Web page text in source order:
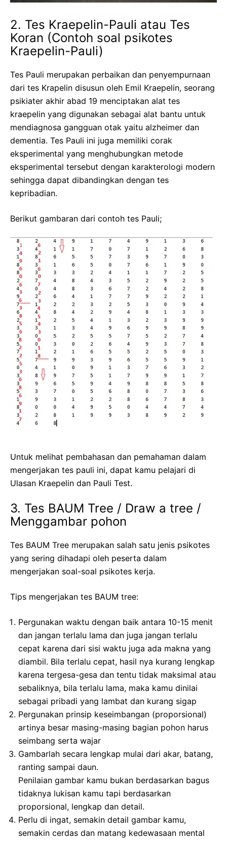
2. Tes Kraepelin-Pauli atau Tes
Koran (Contoh soal psikotes
Kraepelin-Pauli)
Tes Pauli merupakan perbaikan dan penyempurnaan
dari tes Krapelin disusun oleh Emil Kraepelin, seorang
psikiater akhir abad 19 menciptakan alat tes
kraepelin yang digunakan sebagai alat bantu untuk
mendiagnosa gangguan otak yaitu alzheimer dan
dementia. Tes Pauli ini juga memiliki corak
eksperimental yang menghubungkan metode
eksperimental tersebut dengan karakterologi modern
sehingga dapat dibandingkan dengan tes
kepribadian.
Berikut gambaran dari contoh tes Pauli;
Untuk melihat pembahasan dan pemahaman dalam
mengerjakan tes pauli ini, dapat kamu pelajari di
Ulasan Kraepelin dan Pauli Test.
3. Tes BAUM Tree / Draw a tree /
Menggambar pohon
Tes BAUM Tree merupakan salah satu jenis psikotes
yang sering dihadapi oleh peserta dalam
mengerjakan soal-soal psikotes kerja.
Tips mengerjakan tes BAUM tree:
Pergunakan waktu dengan baik antara 10-15 menit
dan jangan terlalu lama dan juga jangan terlalu
cepat karena dari sisi waktu juga ada makna yang
diambil. Bila terlalu cepat, hasil nya kurang lengkap
karena tergesa-gesa dan tentu tidak maksimal atau
sebaliknya, bila terlalu lama, maka kamu dinilai
sebagai pribadi yang lambat dan kurang sigap
Pergunakan prinsip keseimbangan (proporsional)
artinya besar masing-masing bagian pohon harus
seimbang serta wajar
Gambarlah secara lengkap mulai dari akar, batang,
ranting sampai daun.
Penilaian gambar kamu bukan berdasarkan bagus
tidaknya lukisan kamu tapi berdasarkan
proporsional, lengkap dan detail.
Perlu di ingat, semakin detail gambar kamu,
semakin cerdas dan matang kedewasaan mental